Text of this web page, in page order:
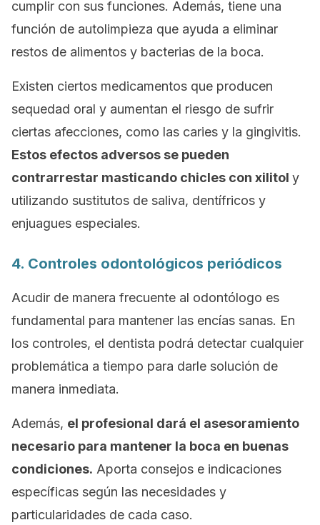
cumplir con sus funciones. Además, tiene una
función de autolimpieza que ayuda a eliminar
restos de alimentos y bacterias de la boca.
Existen ciertos medicamentos que producen
sequedad oral y aumentan el riesgo de sufrir
ciertas afecciones, como las caries y la gingivitis.
Estos efectos adversos se pueden
contrarrestar masticando chicles con xilitol y
utilizando sustitutos de saliva, dentífricos y
enjuagues especiales.
4. Controles odontológicos periódicos
Acudir de manera frecuente al odontólogo es
fundamental para mantener las encías sanas. En
los controles, el dentista podrá detectar cualquier
problemática a tiempo para darle solución de
manera inmediata.
Además, el profesional dará el asesoramiento
necesario para mantener la boca en buenas
condiciones. Aporta consejos e indicaciones
específicas según las necesidades y
particularidades de cada caso.